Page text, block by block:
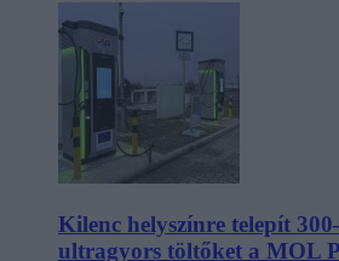
Kilenc helyszínre telepít
ultragyors töltőket a MOL